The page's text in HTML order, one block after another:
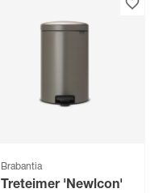
Brabantia
Treteimer 'Newlcon'